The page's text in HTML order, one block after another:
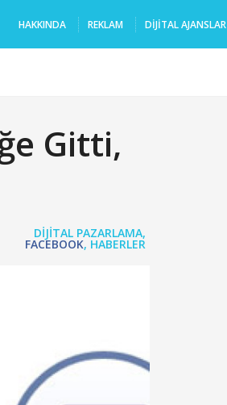
HAKKINDA REKLAM DIJITAL AJANSLAR
Gitti,
DIJITAL PAZARLAMA,
FACEBOOK, HABERLER